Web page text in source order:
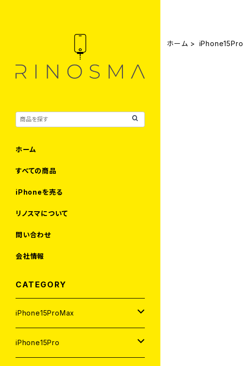
ホーム iPhone15Pro
ホーム
すべての商品
iPhoneを売る
リノスマについて
問い合わせ
会社情報
CATEGORY
iPhone15ProMax
1TB
iPhone15Pro